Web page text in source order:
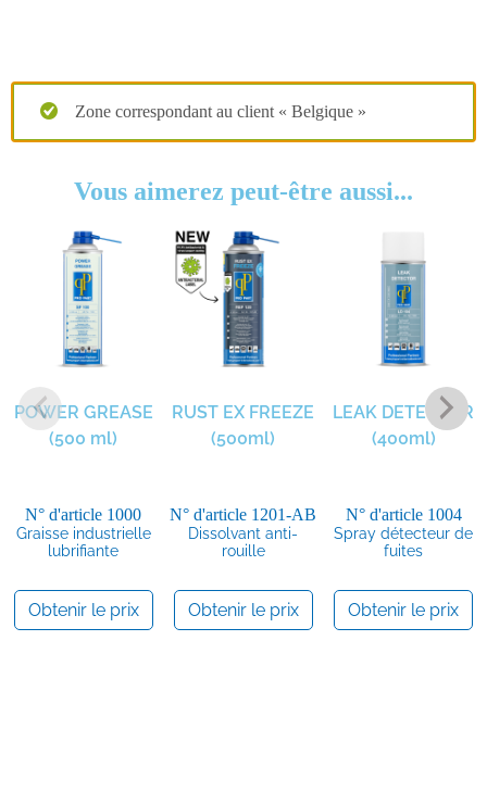
Zone correspondant au client « Belgique »
Vous aimerez peut-être aussi...
POWER GREASE
(500 ml)
N° d'article 1000
Graisse industrielle
lubrifiante
Obtenir le prix
RUST EX FREEZE
(500ml)
N° d'article 1201-AB
Dissolvant anti-
rouille
Obtenir le prix
LEAK DETECTOR
(400ml)
N° d'article 1004
Spray détecteur de
fuites
Obtenir le prix